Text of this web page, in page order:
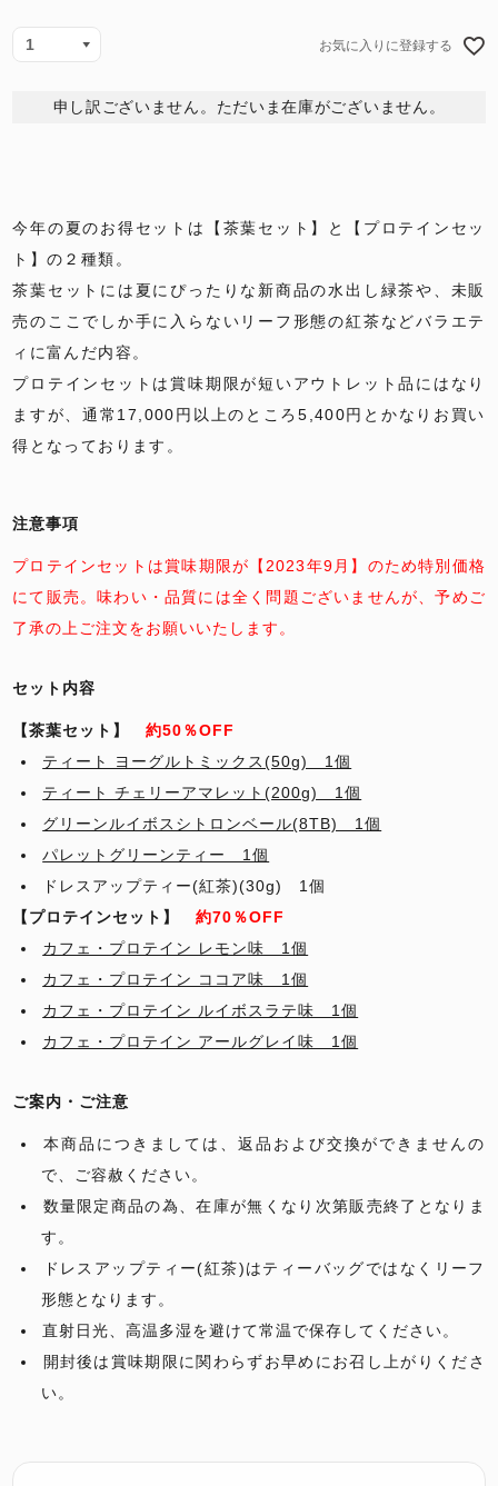
お気に入りに登録する
申し訳ございません。ただいま在庫がございません。
今年の夏のお得セットは【茶葉セット】と【プロテインセッ
ト】の２種類。
茶葉セットには夏にぴったりな新商品の水出し緑茶や、未販
売のここでしか手に入らないリーフ形態の紅茶などバラエテ
ィに富んだ内容。
プロテインセットは賞味期限が短いアウトレット品にはなり
ますが、通常17,000円以上のところ5,400円とかなりお買い
得となっております。
注意事項
プロテインセットは賞味期限が【2023年9月】のため特別価格
にて販売。味わい・品質には全く問題ございませんが、予めご
了承の上ご注文をお願いいたします。
セット内容
【茶葉セット】約50％OFF
ティート ヨーグルトミックス(50g) 1個
ティート チェリーアマレット(200g) 1個
グリーンルイボスシトロンベール(8TB) 1個
パレットグリーンティー 1個
ドレスアップティー(紅茶)(30g) 1個
【プロテインセット】約70％OFF
カフェ・プロテイン レモン味 1個
カフェ・プロテイン ココア味 1個
カフェ・プロテイン ルイボスラテ味 1個
カフェ・プロテイン アールグレイ味 1個
ご案内・ご注意
本商品につきましては、返品および交換ができませんの
で、ご容赦ください。
数量限定商品の為、在庫が無くなり次第販売終了となりま
す。
ドレスアップティー(紅茶)はティーバッグではなくリーフ
形態となります。
直射日光、高温多湿を避けて常温で保存してください。
開封後は賞味期限に関わらずお早めにお召し上がりくださ
い。